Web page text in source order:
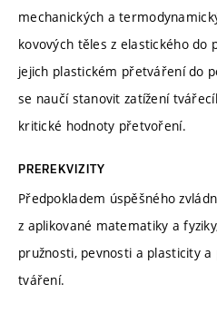
mechanických a
kovových těles z elastického do
jejich plastickém přetváření do
se naučí stanovit zatížení
kritické hodnoty přetvoření.
PREREKVIZITY
Předpokladem úspěšného
z aplikované matematiky a
pružnosti, pevnosti a plasticity
tváření.